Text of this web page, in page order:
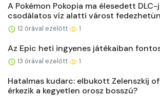
A Pokémon Pokopia ma élesedett
csodálatos víz alatti várost
12 órával ezelőtt 1
Az Epic heti ingyenes játékaiban
13 órával ezelőtt 1
Hatalmas kudarc: elbukott Zelenszkij
érkezik a kegyetlen orosz bosszú?